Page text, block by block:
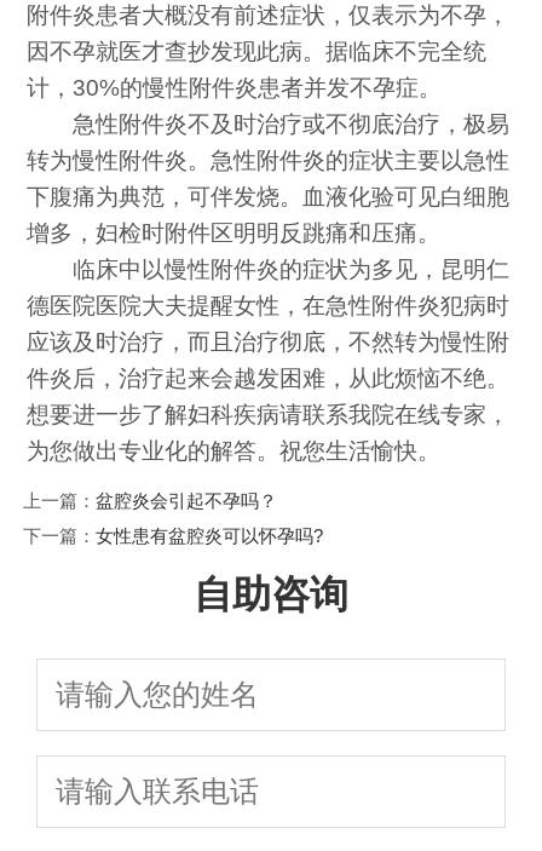
附件炎患者大概没有前述症状，仅表示为不孕，
因不孕就医才查抄发现此病。据临床不完全统
计，30%的慢性附件炎患者并发不孕症。
急性附件炎不及时治疗或不彻底治疗，极易
转为慢性附件炎。急性附件炎的症状主要以急性
下腹痛为典范，可伴发烧。血液化验可见白细胞
增多，妇检时附件区明明反跳痛和压痛。
临床中以慢性附件炎的症状为多见，昆明仁
德医院医院大夫提醒女性，在急性附件炎犯病时
应该及时治疗，而且治疗彻底，不然转为慢性附
件炎后，治疗起来会越发困难，从此烦恼不绝。
想要进一步了解妇科疾病请联系我院在线专家，
为您做出专业化的解答。祝您生活愉快。
上一篇： 盆腔炎会引起不孕吗？
下一篇： 女性患有盆腔炎可以怀孕吗?
自助咨询